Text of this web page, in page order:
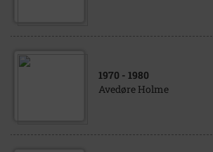
1970 - 1980
Avedøre Holme